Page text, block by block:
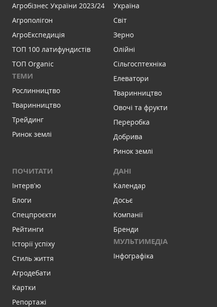
Агробізнес України 2023/24
Агрополігон
АгроЕкспедиція
ТОП 100 латифундистів
ТОП Organic
ТЕМИ
Рослинництво
Тваринництво
Трейдинг
Ринок землі
Україна
Світ
Зерно
Олійні
Сільгосптехніка
Елеватори
Тваринництво
Овочі та фрукти
Переробка
Добрива
Ринок землі
ПОЧИТАТИ
Інтервʼю
Блоги
Спецпроєкти
Рейтинги
Історії успіху
Стиль життя
Агродебати
Картки
Репортажі
ДАНІ
Календар
Досьє
Компанії
Бренди
МУЛЬТИМЕДІА
Інфографіка